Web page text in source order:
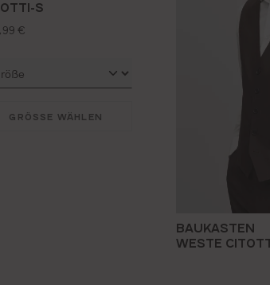
BAUKASTEN
WESTE
S
preis:
€
GRÖSSE WÄHLEN